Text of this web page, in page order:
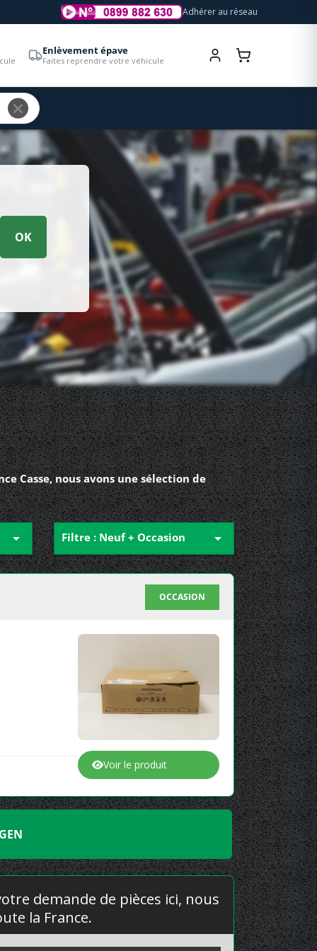
Adhérer au réseau
Enlèvement épave
Faites reprendre votre véhicule
OK
Casse, nous avons une sélection de
 Filtre : Neuf + Occasion 
OCCASION
Voir le produit
demande de pièces ici, nous
la France.